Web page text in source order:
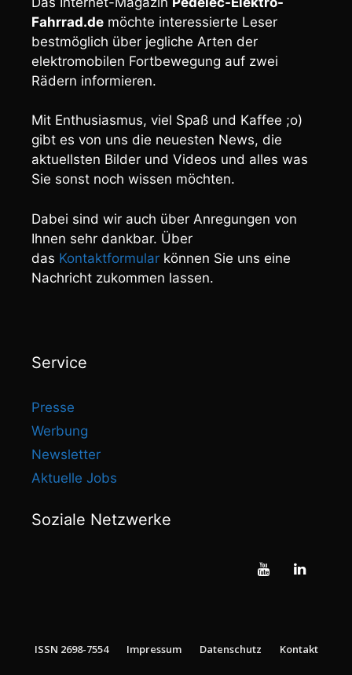
Fahrrad.de möchte interessierte Leser
bestmöglich über jegliche Arten der
elektromobilen Fortbewegung auf zwei
Rädern informieren.
Mit Enthusiasmus, viel Spaß und Kaffee ;o)
gibt es von uns die neuesten News, die
aktuellsten Bilder und Videos und alles was
Sie sonst noch wissen möchten.
Dabei sind wir auch über Anregungen von
Ihnen sehr dankbar. Über
das Kontaktformular können Sie uns eine
Nachricht zukommen lassen.
Service
Presse
Werbung
Newsletter
Aktuelle Jobs
Soziale Netzwerke
ISSN 2698-7554 Impressum Datenschutz Kontakt